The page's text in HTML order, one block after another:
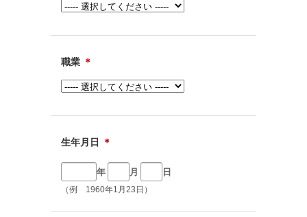
職業 ＊
生年月日 ＊
年 月 日
（例 1960年1月23日）